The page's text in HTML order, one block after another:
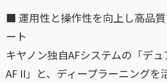
■ 運用性と操作性を向上し高品
ート
キヤノン独自AFシステムの「デ
AF II」と、ディープラーニングを